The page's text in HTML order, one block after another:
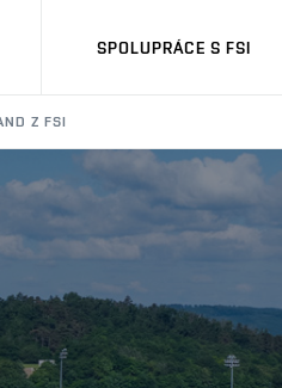
SPOLUPRÁCE S FSI
Z FSI